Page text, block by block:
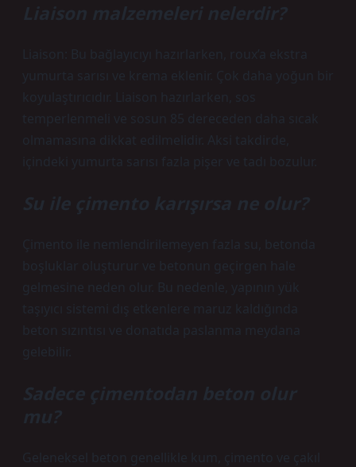
Liaison malzemeleri nelerdir?
Liaison: Bu bağlayıcıyı hazırlarken, roux’a ekstra
yumurta sarısı ve krema eklenir. Çok daha yoğun bir
koyulaştırıcıdır. Liaison hazırlarken, sos
temperlenmeli ve sosun 85 dereceden daha sıcak
olmamasına dikkat edilmelidir. Aksi takdirde,
içindeki yumurta sarısı fazla pişer ve tadı bozulur.
Su ile çimento karışırsa ne olur?
Çimento ile nemlendirilemeyen fazla su, betonda
boşluklar oluşturur ve betonun geçirgen hale
gelmesine neden olur. Bu nedenle, yapının yük
taşıyıcı sistemi dış etkenlere maruz kaldığında
beton sızıntısı ve donatıda paslanma meydana
gelebilir.
Sadece çimentodan beton olur
mu?
Geleneksel beton genellikle kum, çimento ve çakıl